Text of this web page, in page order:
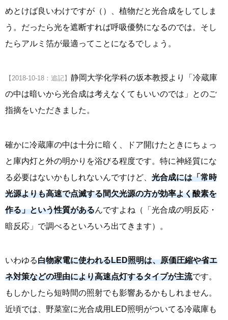
めとけば良いわけですが（）、植物だと光合成をしてしま
う。だったら光を遮断すれば呼吸優勢になるのでは。そし
たらアルミ箔が最適ってことになるでしょう。
【2018-10-18：追記】 静岡大学化学科の坂本教授より「冷蔵庫
の中は暗いから光合成は考えなくてもいいのでは」とのご
指摘をいただきました。
確かに冷蔵庫の中は十分に暗く、ドア開けたときにちょっ
と庫内灯と外の明かりを浴びる程度です。特に神経質にな
る必要はないかもしれないんですけど、 光合成には「常時
光源よりも高速で点滅する間欠光源の方が効率よく酸素を
作る」という性質があるんですよね（「光合成の明反応・
暗反応」で調べるといろいろ出てきます）。
いわゆる白物家電に使われるLED照明は、原価圧縮や省エ
ネ対策などの理由により高速点灯するタイプが主流です。
もしかしたら短時間の照射でも影響あるかもしれません。
近頃では、野菜室に光合成用LED照明がついてる冷蔵庫も